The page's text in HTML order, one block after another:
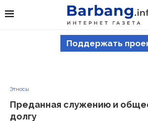
Поддержать
Этносы
Преданная служению и
долгу